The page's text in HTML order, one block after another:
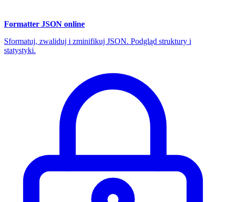
Formatter JSON online
Sformatuj, zwaliduj i zminifikuj JSON. Podgląd struktury i
statystyki.